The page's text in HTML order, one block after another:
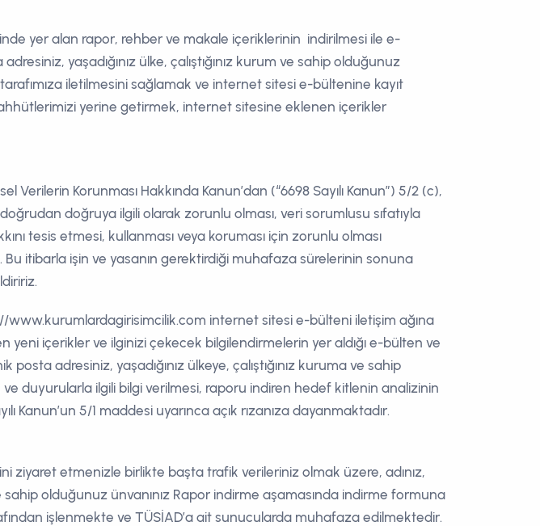
yer alan rapor, rehber ve makale içeriklerinin indirilmesi ile e-
yaşadığınız ülke, çalıştığınız kurum ve sahip olduğunuz
iletilmesini sağlamak ve internet sitesi e-bültenine kayıt
yerine getirmek, internet sitesine eklenen içerikler
Verilerin Korunması Hakkında Kanun’dan (“6698 Sayılı Kanun”) 5/2 (c),
doğruya ilgili olarak zorunlu olması, veri sorumlusu sıfatıyla
tesis etmesi, kullanması veya koruması için zorunlu olması
itibarla işin ve yasanın gerektirdiği muhafaza sürelerinin sonuna
internet sitesi e-bülteni iletişim ağına
içerikler ve ilginizi çekecek bilgilendirmelerin yer aldığı e-bülten ve
adresiniz, yaşadığınız ülkeye, çalıştığınız kuruma ve sahip
duyurularla ilgili bilgi verilmesi, raporu indiren hedef kitlenin analizinin
Kanun’un 5/1 maddesi uyarınca açık rızanıza dayanmaktadır.
etmenizle birlikte başta trafik verileriniz olmak üzere, adınız,
sahip olduğunuz ünvanınız Rapor indirme aşamasında indirme formuna
işlenmekte ve TÜSİAD’a ait sunucularda muhafaza edilmektedir.